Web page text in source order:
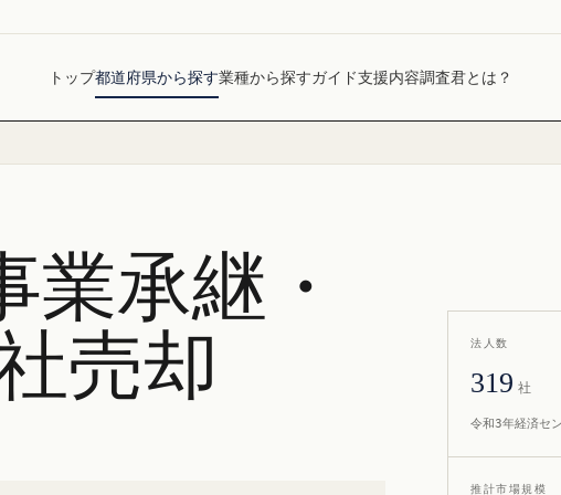
トップ都道府県から探す業種から探すガイド支援内容調査君とは？
業承継・
売却
法人数
319 社
令和3年経済セ
推計市場規模